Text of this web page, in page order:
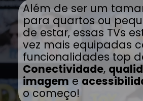
Além de ser um
para quartos ou
de estar, essas TVs
vez mais equipadas
funcionalidades top
Conectividade,
imagem e
o começo!